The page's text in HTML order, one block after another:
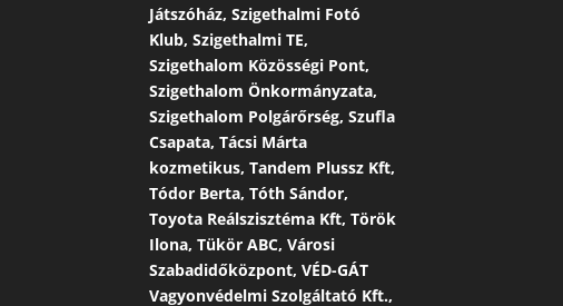
Játszóház, Szigethalmi Fotó
Klub, Szigethalmi TE,
Szigethalom Közösségi Pont,
Szigethalom Önkormányzata,
Szigethalom Polgárőrség, Szufla
Csapata, Tácsi Márta
kozmetikus, Tandem Plussz Kft,
Tódor Berta, Tóth Sándor,
Toyota Reálszisztéma Kft, Török
Ilona, Tükör ABC, Városi
Szabadidőközpont, VÉD-GÁT
Vagyonvédelmi Szolgáltató Kft.,